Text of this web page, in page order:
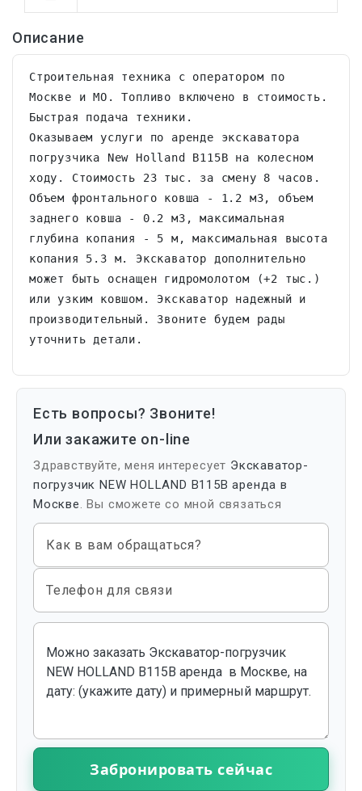
Описание
Строительная техника с оператором по
Москве и МО. Топливо включено в стоимость.
Быстрая подача техники.
Оказываем услуги по аренде экскаватора
погрузчика New Holland B115B на колесном
ходу. Стоимость 23 тыс. за смену 8 часов.
Объем фронтального ковша - 1.2 м3, объем
заднего ковша - 0.2 м3, максимальная
глубина копания - 5 м, максимальная высота
копания 5.3 м. Экскаватор дополнительно
может быть оснащен гидромолотом (+2 тыс.)
или узким ковшом. Экскаватор надежный и
производительный. Звоните будем рады
уточнить детали.
Есть вопросы? Звоните!
Или закажите on-line
Здравствуйте, меня интересует Экскаватор-
погрузчик NEW HOLLAND B115B аренда в
Москве. Вы сможете со мной связаться
Как в вам обращаться?
Телефон для связи
Забронировать сейчас